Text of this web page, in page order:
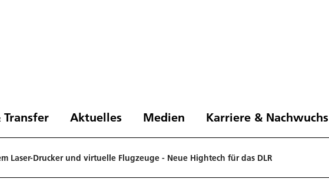
Transfer Aktuelles Medien Karriere & Nachwuchs
Laser-Drucker und virtuelle Flugzeuge - Neue Hightech für das DLR